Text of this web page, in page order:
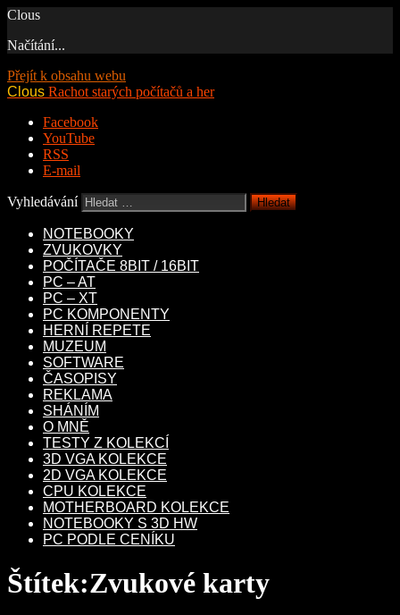
Clous
Načítání...
Přejít k obsahu webu
Clous Rachot starých počítačů a her
Facebook
YouTube
RSS
E-mail
Vyhledávání
NOTEBOOKY
ZVUKOVKY
POČÍTAČE 8BIT / 16BIT
PC – AT
PC – XT
PC KOMPONENTY
HERNÍ REPETE
MUZEUM
SOFTWARE
ČASOPISY
REKLAMA
SHÁNÍM
O MNĚ
TESTY Z KOLEKCÍ
3D VGA KOLEKCE
2D VGA KOLEKCE
CPU KOLEKCE
MOTHERBOARD KOLEKCE
NOTEBOOKY S 3D HW
PC PODLE CENÍKU
Štítek:Zvukové karty